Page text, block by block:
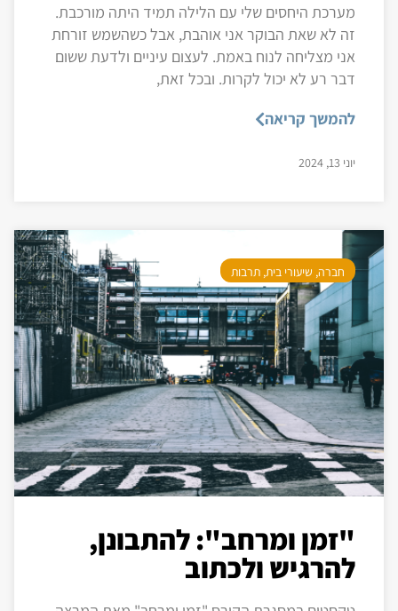
מערכת היחסים שלי עם הלילה תמיד היתה מורכבת.
זה לא שאת הבוקר אני אוהבת, אבל כשהשמש זורחת
אני מצליחה לנוח באמת. לעצום עיניים ולדעת ששום
דבר רע לא יכול לקרות. ובכל זאת,
להמשך קריאה
יוני 13, 2024
חברה, שיעורי בית, תרבות
"זמן ומרחב": להתבונן,
להרגיש ולכתוב